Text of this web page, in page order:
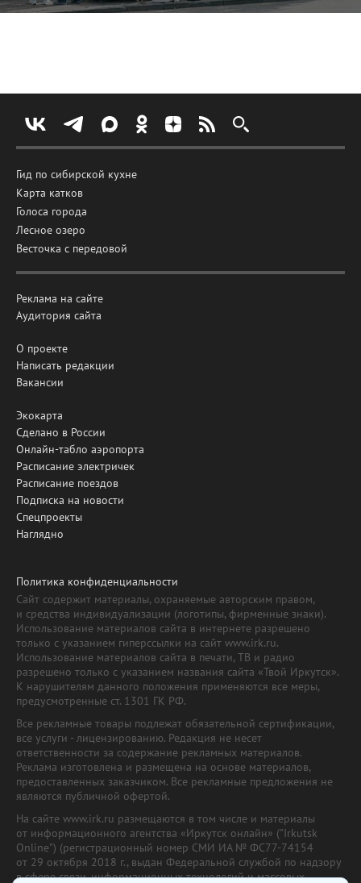
Гид по сибирской кухне
Карта катков
Голоса города
Лесное озеро
Весточка с передовой
Реклама на сайте
Аудитория сайта
О проекте
Написать редакции
Вакансии
Экокарта
Сделано в России
Онлайн-табло аэропорта
Расписание электричек
Расписание поездов
Подписка на новости
Спецпроекты
Наглядно
Политика конфиденциальности
Сайт содержит материалы, охраняемые авторским правом,
и средства индивидуализации (логотипы, фирменные знаки).
Использование материалов сайта в интернете разрешено
только с указанием гиперссылки на сайт www.irk.ru.
Использование материалов сайта в печати, ТВ и радио
разрешено только с указанием названия сайта «Твой Иркутск».
К нарушителям данного положения применяются все меры,
предусмотренные ст. 1301 ГК РФ.
Все рекламные товары подлежат обязательной сертификации,
все услуги - лицензированию. Редакция не несет
ответственности за содержание рекламных материалов.
Реклама изготовлена и размещена на основе материалов,
предоставленных заказчиком. Все рекламные предложения не
являются публичной офертой.
На сайте www.irk.ru размещаются в том числе и материалы
от информационного агентства «Иркутск онлайн» ("Irkutsk
Online") (регистрационный номер СМИ ИА № ФС77-74154
от 29 октября 2018 г., выдан Федеральной службой по надзору
в сфере связи, информационных технологий и массовых